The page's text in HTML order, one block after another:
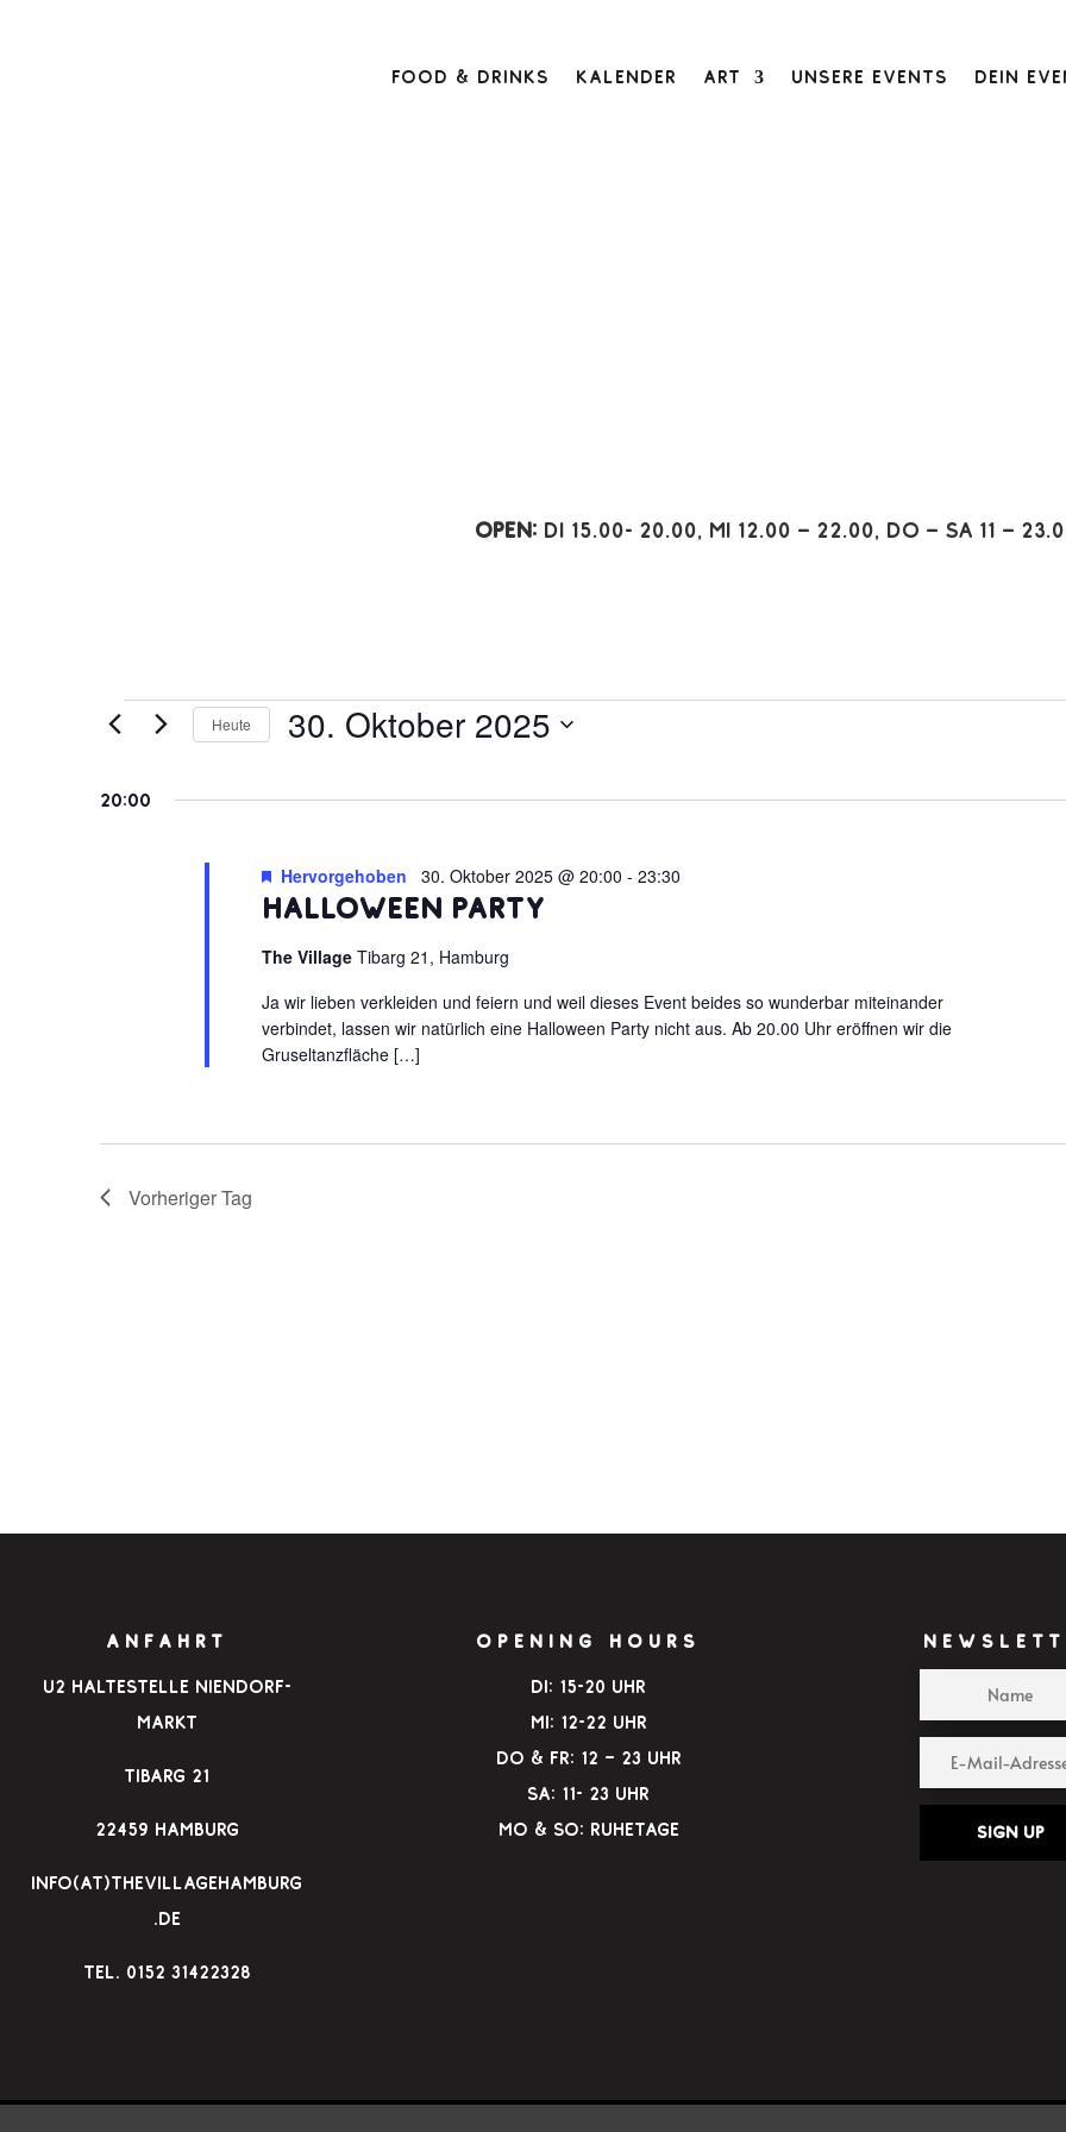
Food & Drinks Kalender Art Unsere Events Dein
Open: Di 15.00- 20.00, Mi 12.00 – 22.00, Do – Sa 11 –
Veranstaltungen
30.
Heute 30. Oktober 2025
20:00
Halloween Party
Hervorgehoben 30. Oktober 2025 @ 20:00 - 23:30
The Village Tibarg 21, Hamburg
Ja wir lieben verkleiden und feiern und weil dieses Event beides so wunderbar miteinander
verbindet, lassen wir natürlich eine Halloween Party nicht aus. Ab 20.00 Uhr eröffnen wir die
Gruseltanzfläche […]
Vorheriger Tag
ANFAHRT
u2 Haltestelle Niendorf-
Markt
Tibarg 21
22459 Hamburg
info(at)thevillagehamburg
.de
TEl. 0152 31422328
OPENING HOURS
Di: 15-20 Uhr
Mi: 12-22 Uhr
Do & Fr: 12 – 23 Uhr
Sa: 11- 23 Uhr
Mo & So: Ruhetage
Sign up